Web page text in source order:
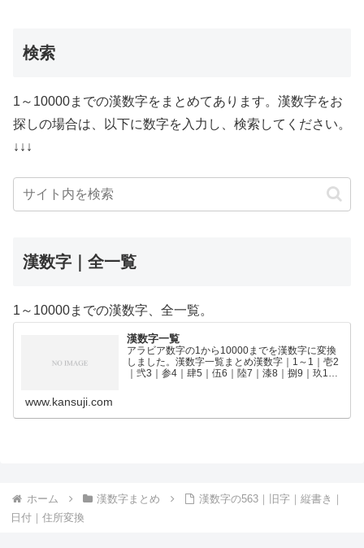
検索
1～10000までの漢数字をまとめてあります。漢数字をお
探しの場合は、以下に数字を入力し、検索してください。
↓↓↓
漢数字｜全一覧
1～10000までの漢数字、全一覧。
漢数字一覧
アラビア数字の1から10000までを漢数字に変換
しました。漢数字一覧まとめ漢数字｜1～1｜壱2
｜弐3｜参4｜肆5｜伍6｜陸7｜漆8｜捌9｜玖10
www.kansuji.com
ホーム 漢数字まとめ
漢数字の563｜旧字｜縦書き｜
日付｜住所変換